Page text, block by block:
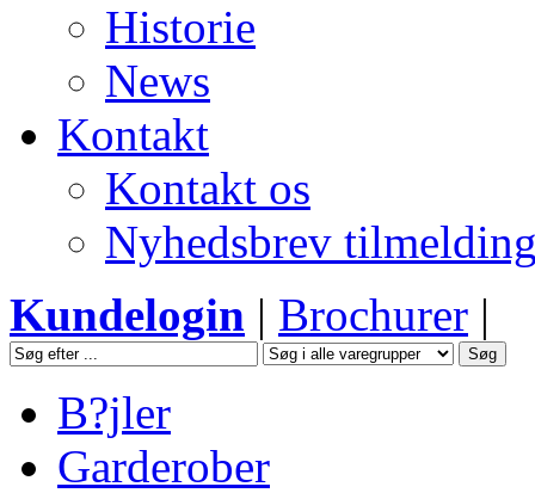
Historie
News
Kontakt
Kontakt os
Nyhedsbrev
Kundelogin | Brochurer |
B?jler
Garderober